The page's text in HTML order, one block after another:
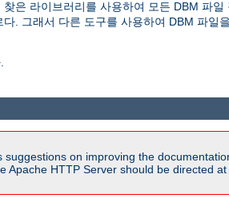
찾은 라이브러리를 사용하여 모든 DBM 파
다. 그래서 다른 도구를 사용하여 DBM 파일
on improving the
HTTP Server should be directed